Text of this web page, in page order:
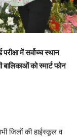
में सर्वोच्च स्थान
को स्मार्ट फोन
जिलों की हाईस्कूल व